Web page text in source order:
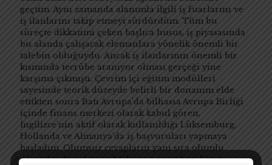
geçtim. Aynı zamanda alanımla ilgili iş fuarlarını ve
iş ilanlarını takip etmeyi sürdürdüm. Tüm bu
süreçte dikkatimi çeken başlıca husus, iş piyasasında
bu alanda çalışacak elemanlara yönelik önemli bir
talebin olduğuydu. Ancak iş ilanlarının önemli bir
kısmında tecrübe aranıyor olması gerçeği yine
karşıma çıkmıştı. Çevrim içi eğitim modülleri
sayesinde teorik düzeyde belirli bir donanım elde
ettikten sonra Batı Avrupa’da bilhassa Avrupa Birliği
içinde finans merkezi olarak kabul gören,
İngilizce’nin aktif olarak kullanıldığı Lüksemburg,
Hollanda ve Almanya’da iş başvuruları yapmaya
başladım. Olumsuz cevapların yanı sıra olumlu
dönüşler de gelmeye başlaması moralimi biraz